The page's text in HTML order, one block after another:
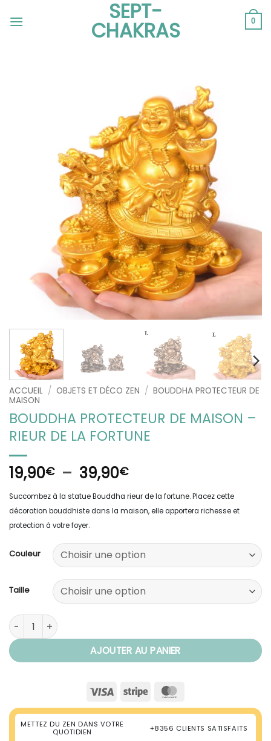
au
SEPT-
CHAKRAS 0
ACCUEIL / OBJETS ET DÉCO ZEN / BOUDDHA PROTECTEUR DE
MAISON
BOUDDHA PROTECTEUR DE MAISON –
RIEUR DE LA FORTUNE
19,90€ – 39,90€Plage
prix :
19,90€
39,90€
Succombez à la statue Bouddha rieur de la fortune. Placez cette
décoration bouddhiste dans la maison, elle apportera richesse et
protection à votre foyer.
Couleur
Taille
quantité de Bouddha Protecteur de Maison - Rieur de la
AJOUTER AU PANIER
Visa Stripe
METTEZ DU ZEN DANS VOTRE
QUOTIDIEN
+8356 CLIENTS SATISFAITS